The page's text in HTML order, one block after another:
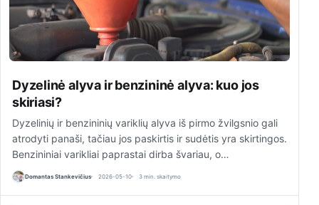
Dyzelinė alyva ir benzininė alyva: kuo jos
skiriasi?
Dyzelinių ir benzininių variklių alyva iš pirmo žvilgsnio gali
atrodyti panaši, tačiau jos paskirtis ir sudėtis yra skirtingos.
Benzininiai varikliai paprastai dirba švariau, o…
Domantas Stankevičius 2026-05-10 3 min. skaitymo